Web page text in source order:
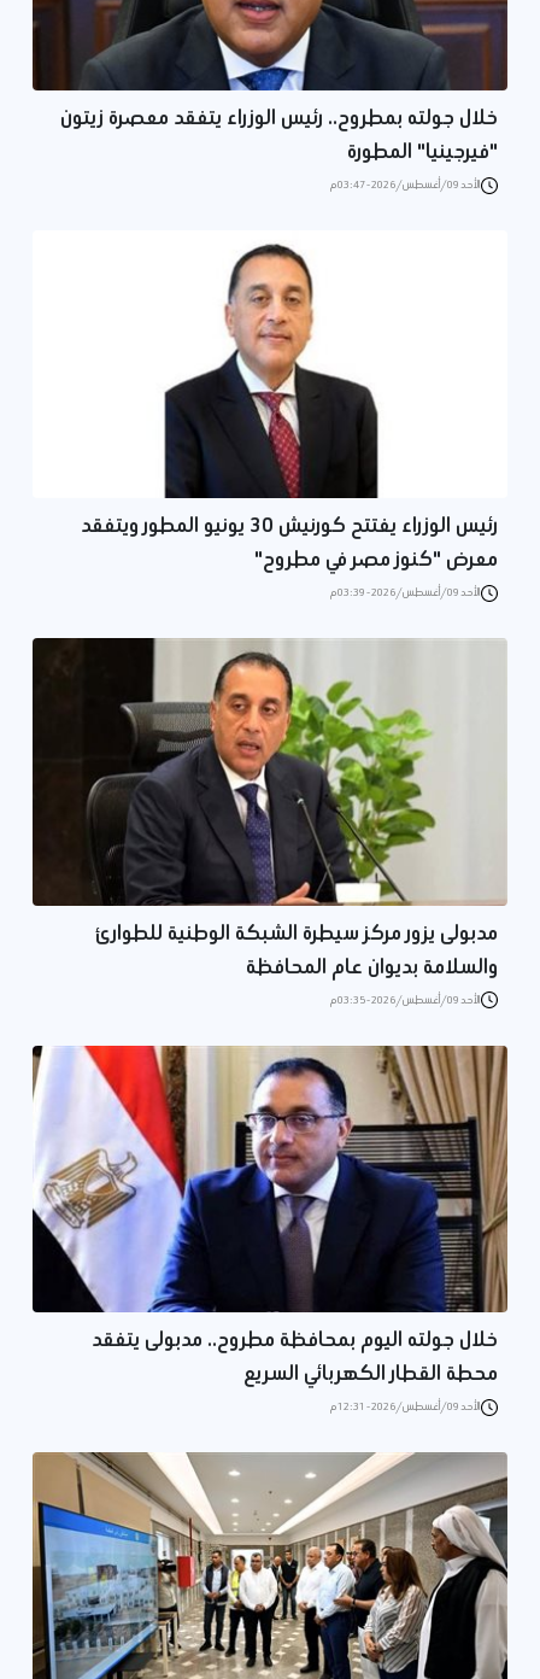
خلال جولته بمطروح.. رئيس الوزراء يتفقد معصرة زيتون
"فيرجينيا" المطورة
الأحد 09/أغسطس/2026 - 03:47 م
رئيس الوزراء يفتتح كورنيش 30 يونيو المطور ويتفقد
معرض "كنوز مصر في مطروح"
الأحد 09/أغسطس/2026 - 03:39 م
مدبولى يزور مركز سيطرة الشبكة الوطنية للطوارئ
والسلامة بديوان عام المحافظة
الأحد 09/أغسطس/2026 - 03:35 م
خلال جولته اليوم بمحافظة مطروح.. مدبولى يتفقد
محطة القطار الكهربائي السريع
الأحد 09/أغسطس/2026 - 12:31 م